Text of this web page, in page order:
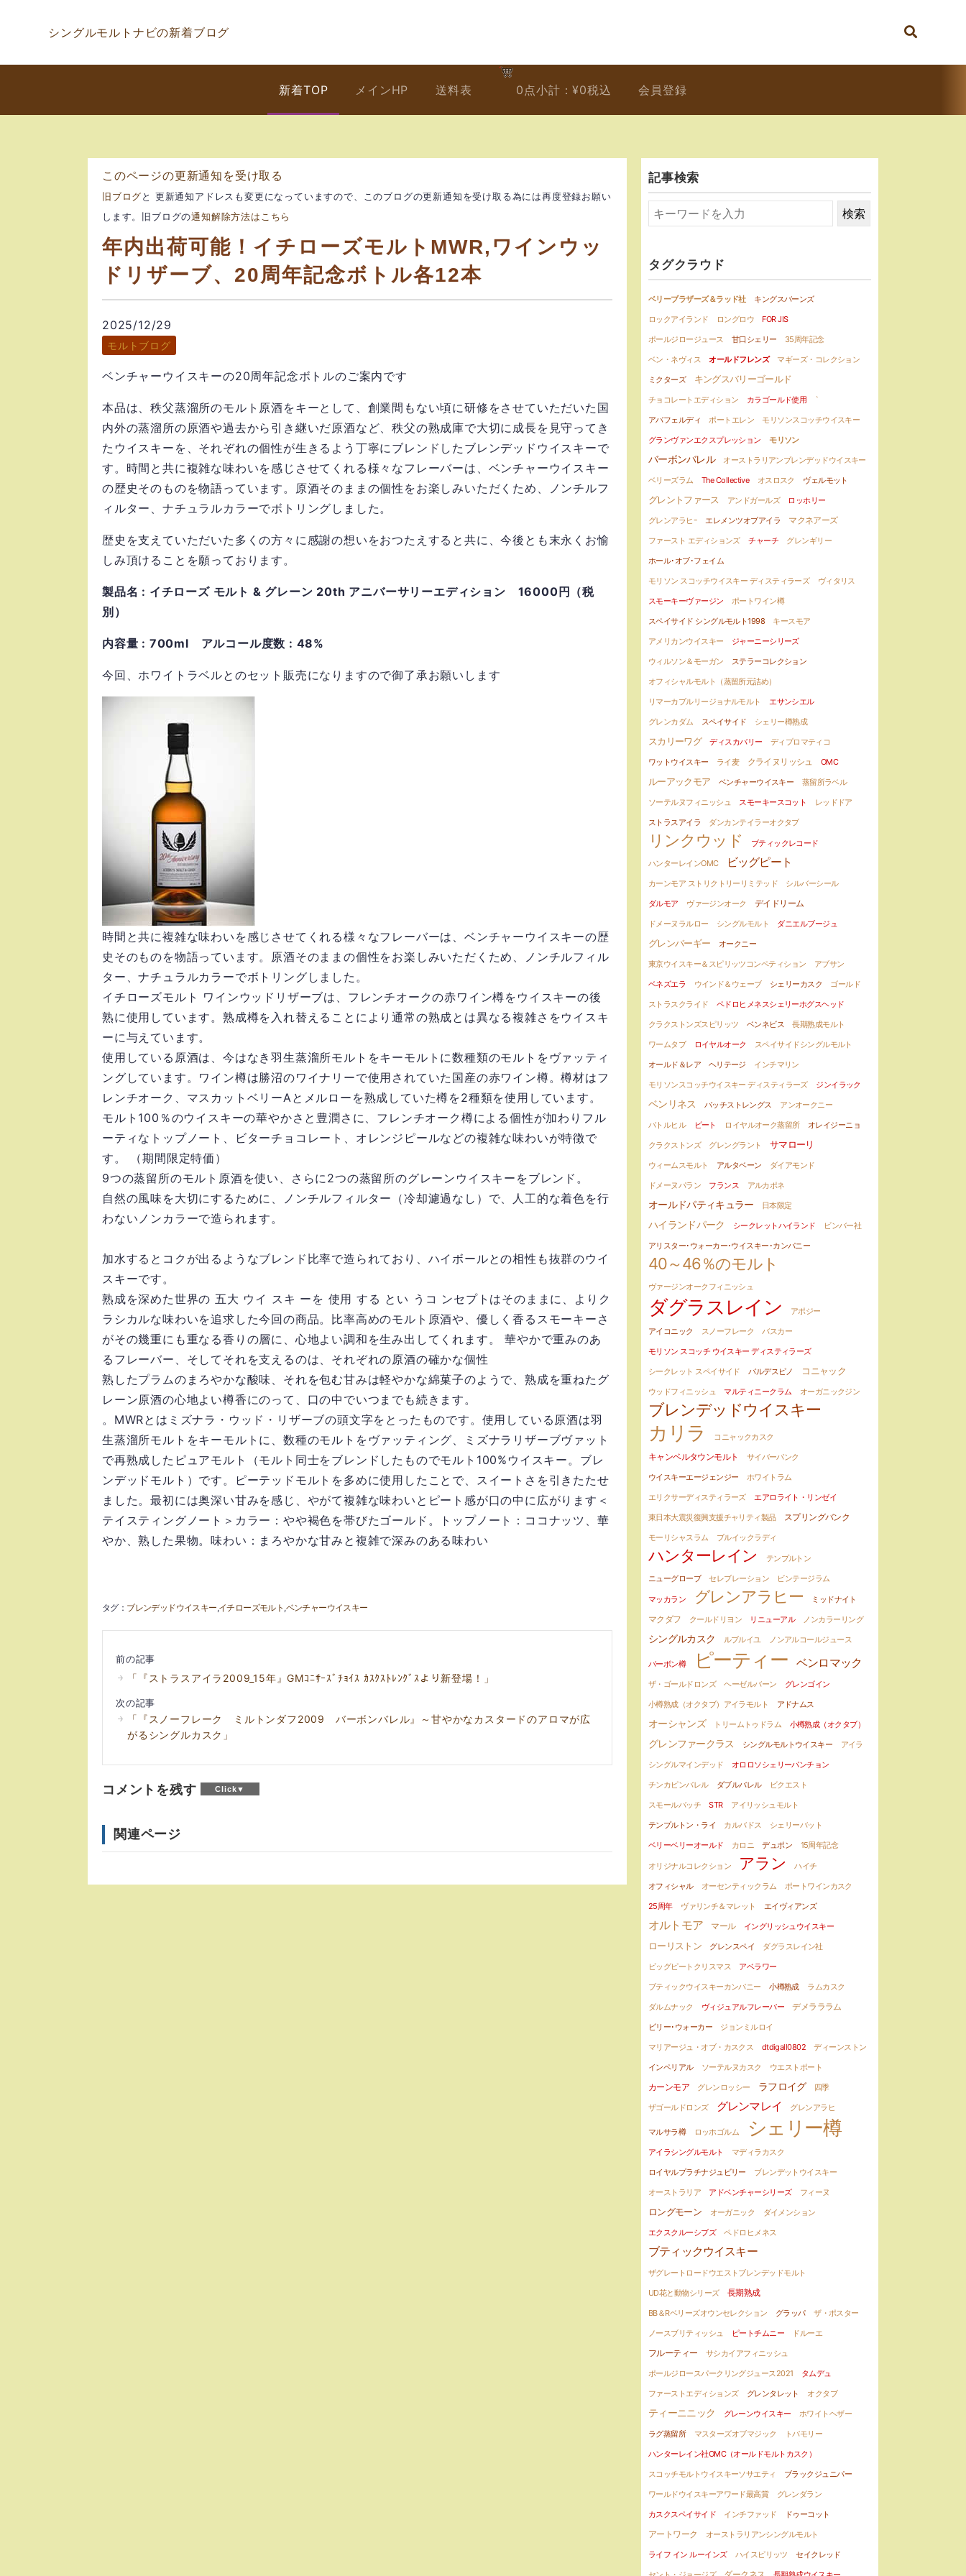
シングルモルトナビの新着ブログ
新着TOP メインHP 送料表 0 点小計：¥0税込 会員登録
このページの更新通知を受け取る
旧ブログと 更新通知アドレスも変更になっていますので、このブログの更新通知を受け取る為には再度登録お願い
します。旧ブログの通知解除方法はこちら
年内出荷可能！イチローズモルトMWR,ワインウッ
ドリザーブ、20周年記念ボトル各12本
2025/12/29
モルトブログ
ベンチャーウイスキーの20周年記念ボトルのご案内です
本品は、秩父蒸溜所のモルト原酒をキーとして、創業間もない頃に研修をさせていただいた国
内外の蒸溜所の原酒や過去から引き継いだ原酒など、秩父の熟成庫で大切に成長を見守ってき
たウイスキーを、それぞれの個性が生きるよう丁寧にブレンドしたブレンデッドウイスキーで
す。時間と共に複雑な味わいを感じさせてくれる様々なフレーバーは、ベンチャーウイスキー
の歴史そのものを物語っています。原酒そのままの個性をお楽しみいただくため、ノンチルフ
ィルター、ナチュラルカラーでボトリングしました。
歴史を支えていただいた多くの方々に感謝の想いをおつたえすると共に、今後とも末永くお愉
しみ頂けることを願っております。
製品名 : イチローズ モルト & グレーン 20th アニバーサリーエディション 16000円（税
別）
内容量 : 700ml アルコール度数 : 48%
今回、ホワイトラベルとのセット販売になりますので御了承お願いします
時間と共に複雑な味わいを感じさせてくれる様々なフレーバーは、ベンチャーウイスキーの歴
史そのものを物語っています。原酒そのままの個性をお楽しみいただくため、ノンチルフィル
ター、ナチュラルカラーでボトリングしました。
イチローズモルト ワインウッドリザーブは、フレンチオークの赤ワイン樽をウイスキーの後
熟に使用しています。熟成樽を入れ替えることにより通常の熟成とは異なる複雑さをウイスキ
ーに与えています。
使用している原酒は、今はなき羽生蒸溜所モルトをキーモルトに数種類のモルトをヴァッティ
ングしています。ワイン樽は勝沼のワイナリーで使用されていた国産の赤ワイン樽。樽材はフ
レンチオーク、マスカットベリーAとメルローを熟成していた樽を2種類を使用しています。
モルト100％のウイスキーの華やかさと豊潤さに、フレンチオーク樽による個性が加わりフル
ーティなトップノート、ビターチョコレート、オレンジピールなどの複雑な味わいが特徴で
す。 （期間限定特価）
9つの蒸留所のモルト原酒を使い、さらに2つの蒸留所のグレーンウイスキーをブレンド。
自然の風味を大切にするために、ノンチルフィルター（冷却濾過なし）で、人工的な着色を行
わないノンカラーで造られます。
加水するとコクが出るようなブレンド比率で造られており、ハイボールとの相性も抜群のウイ
スキーです。
熟成を深めた世界の 五大 ウイ スキ ーを 使用 する とい うコ ンセプトはそのままに、よりク
ラシカルな味わいを追求した今回の商品。比率高めのモルト原酒や、優しく香るスモーキーさ
がその幾重にも重なる香りの層に、心地よい調和を生み出してくれます。 華やかで重みのあ
るフレーバー、そしてそれを支えるのは、それぞれの原酒の確かな個性
熟したプラムのまろやかな酸味、それを包む甘みは軽やかな綿菓子のようで、熟成を重ねたグ
レーン原酒の心地よい樽香にのって、口の中でいつまでも続きます。
。MWRとはミズナラ・ウッド・リザーブの頭文字をとったものです。使用している原酒は羽
生蒸溜所モルトをキーモルトに、数種のモルトをヴァッティング、ミズナラリザーブヴァット
で再熟成したピュアモルト（モルト同士をブレンドしたものでモルト100%ウイスキー。ブレ
ンデッドモルト）です。ピーテッドモルトを多めに使用したことで、スイートさを引きたたせ
ました。最初には奥深い甘みを感じ、やがて複雑な味わいとピート感が口の中に広がります＜
テイスティングノート＞カラー：やや褐色を帯びたゴールド。トップノート：ココナッツ、華
やか、熟した果物。味わい：まろやかな甘みと複雑で深みのある味わい
ブレンデッドウイスキー イチローズモルト ベンチャーウイスキー
前の記事
「『ストラスアイラ2009_15年』GMｺﾆｻｰｽﾞﾁｮｲｽ ｶｽｸｽﾄﾚﾝｸﾞｽより新登場！」
次の記事
「『スノーフレーク ミルトンダフ2009 バーボンバレル』～甘やかなカスタードのアロマが広
がるシングルカスク」
コメントを残す
関連ページ
記事検索
タグクラウド
ベリーブラザーズ＆ラッド社
キングスバーンズ
ロックアイランド
ロングロウ
FOR JIS
ポールジロージュース
甘口シェリー
35周年記念
ベン・ネヴィス
オールドフレンズ
マギーズ・コレクション
ミクターズ
キングスバリーゴールド
チョコレートエディション カラゴールド使用
`
アバフェルディ
ポートエレン
モリソンスコッチウイスキー
グランヴァンエクスプレッション
モリソン
バーボンバレル
オーストラリアンブレンデッドウイスキー
ベリーズラム
The Collective オスロスク ヴェルモット
グレントファース アンドガールズ
ロッホリー
グレンアラヒｰ
エレメンツオブアイラ マクネアーズ
ファースト エディションズ チャーチ
グレンギリー
ホール･オブ･フェイム
モリソン スコッチウイスキー ディスティラーズ
ヴィタリス
スモーキーヴァージン
ポートワイン樽
スペイサイド シングルモルト1998
キースモア
アメリカンウイスキー
ジャーニーシリーズ
ウィルソン＆モーガン
ステラーコレクション
オフィシャルモルト（蒸留所元詰め）
リマーカブルリージョナルモルト
エサンシエル
グレンカダム
スペイサイド シェリー樽熟成
スカリーワグ ディスカバリー
ディプロマティコ
ワットウイスキー
ライ麦 クライヌリッシュ OMC
ルーアックモア ベンチャーウイスキー
蒸留所ラベル
ソーテルヌフィニッシュ
スモーキースコット
レッドドア
ストラスアイラ
ダンカンテイラーオクタブ
リンクウッド
ブティックレコード
ハンターレインOMC
ビッグピート
カーンモア ストリクトリーリミテッド
シルバーシール
ダルモア
ヴァージンオーク デイドリーム
ドメーヌラルロー シングルモルト ダニエルブージュ
グレンバーギー
オークニー
東京ウイスキー＆スピリッツコンペティション
アブサン
ベネズエラ
ウインド＆ウェーブ シェリーカスク
ゴールド
ストラスクライド
ペドロヒメネスシェリーホグスヘッド
クラクストンズスピリッツ
ベンネビス
長期熟成モルト
ワームタブ
ロイヤルオーク
スペイサイドシングルモルト
オールド＆レア ヘリテージ
インチマリン
モリソンスコッチウイスキー ディスティラーズ
ジンイラック
ベンリネス バッチストレングス
アンオークニー
バトルヒル
ピート ロイヤルオーク蒸留所
オレイジーニョ
クラクストンズ
グレングラント サマローリ
ウィームスモルト アルタベーン
ダイアモンド
ドメーヌパラン
フランス アルカポネ
オールドパティキュラー 日本限定
ハイランドパーク シークレットハイランド
ビンバー社
アリスター･ウォーカー･ウイスキー･カンパニー
40～46％のモルト
ヴァージンオークフィニッシュ
ダグラスレイン
アポジー
アイコニック
スノーフレーク
バスカー
モリソン スコッチ ウイスキー ディスティラーズ
シークレット スペイサイド
バルデスピノ コニャック
ウッドフィニッシュ マルティニークラム オーガニックジン
ブレンデッドウイスキー
カリラ コニャックカスク
キャンベルタウンモルト
サイバーパンク
ウイスキーエージェンジー
ホワイトラム
エリクサーディスティラーズ
エアロライト・リンゼイ
東日本大震災復興支援チャリティ製品
スプリングバンク
モーリシャスラム ブルイックラディ
ハンターレイン
テンプルトン
ニューグローブ
セレブレーション ビンテージラム
マッカラン グレンアラヒー
ミッドナイト
マクダフ
クールドリヨン リニューアル ノンカラーリング
シングルカスク ルブルイユ ノンアルコールジュース
バーボン樽 ピーティー ベンロマック
ザ・ゴールドロンズ ヘーゼルバーン
グレンゴイン
小樽熟成（オクタブ）アイラモルト
アドナムス
オーシャンズ トリームトゥドラム 小樽熟成（オクタブ）
グレンファークラス シングルモルトウイスキー
アイラ
シングルマインデッド
オロロソシェリーパンチョン
チンカピンバレル
ダブルバレル
ビクエスト
スモールバッチ
STR
アイリッシュモルト
テンプルトン・ライ
カルバドス
シェリーバット
ベリーベリーオールド
カロニ デュポン 15周年記念
オリジナルコレクション アラン
ハイチ
オフィシャル
オーセンティックラム
ポートワインカスク
25周年
ヴァリンチ＆マレット エイヴィアンズ
オルトモア マール イングリッシュウイスキー
ローリストン グレンスペイ
ダグラスレイン社
ビッグピートクリスマス
アベラワー
ブティックウイスキーカンパニー
小樽熟成
ラムカスク
ダルムナック
ヴィジュアルフレーバー
デメラララム
ビリー･ウォーカー
ジョンミルロイ
マリアージュ・オブ・カスクス
dtdigall0802
ディーンストン
インペリアル
ソーテルヌカスク
ウエストポート
カーンモア
グレンロッシー ラフロイグ
四季
ザゴールドロンズ
グレンマレイ グレンアラヒ
マルサラ樽 ロッホゴルム シェリー樽
アイラシングルモルト
マディラカスク
ロイヤルプラチナジュビリー
ブレンデットウイスキー
オーストラリア
アドベンチャーシリーズ フィーヌ
ロングモーン オーガニック
ダイメンション
エクスクルーシブズ
ペドロヒメネス
ブティックウイスキー
ザグレートロードウエストブレンデッドモルト
UD花と動物シリーズ
長期熟成
BB＆Rベリーズオウンセレクション
グラッパ
ザ・ポスター
ノースブリティッシュ
ピートチムニー
ドルーエ
フルーティー
サシカイアフィニッシュ
ポールジロースパークリングジュース2021
タムデュ
ファーストエディションズ
グレンタレット オクタブ
ティーニニック グレーンウイスキー
ホワイトヘザー
ラグ蒸留所
マスターズオブマジック
トバモリー
ハンターレイン社OMC（オールドモルトカスク）
スコッチモルトウイスキーソサエティ
ブラックジュニパー
ワールドウイスキーアワード最高賞
グレンダラン
カスクスペイサイド
インチファッド
ドゥーコット
アートワーク
オーストラリアンシングルモルト
ライフ イン ルーインズ
ハイスピリッツ
セイクレッド